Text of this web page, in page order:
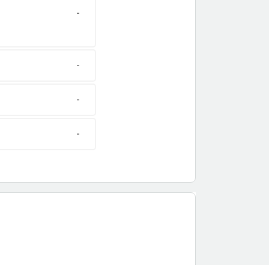
-
-
-
-